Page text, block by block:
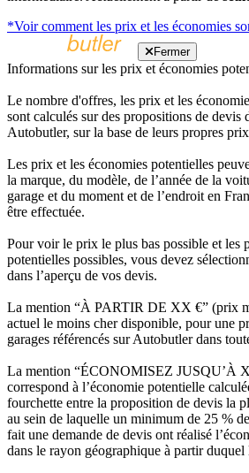
*Voir comment les prix et les économies
Fermer
Informations sur les prix et économies
Le nombre d'offres, les prix et les
sont calculés sur des propositions de devis
Autobutler, sur la base de leurs propres
Les prix et les économies potentielles
la marque, du modèle, de l’année de la
garage et du moment et de l’endroit en
être effectuée.
Pour voir le prix le plus bas possible et les
potentielles possibles, vous devez
dans l’aperçu de vos devis.
La mention “À PARTIR DE XX €” (prix
actuel le moins cher disponible, pour une
garages référencés sur Autobutler dans
La mention “ÉCONOMISEZ JUSQU’À
correspond à l’économie potentielle
fourchette entre la proposition de devis la
au sein de laquelle un minimum de 25 %
fait une demande de devis ont réalisé
dans le rayon géographique à partir duquel